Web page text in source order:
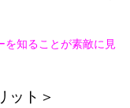
を知ることが素敵に見
ット＞